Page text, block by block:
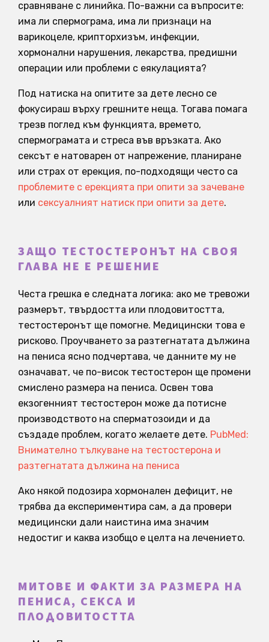
сравняване с линийка. По-важни са въпросите:
има ли спермограма, има ли признаци на
варикоцеле, крипторхизъм, инфекции,
хормонални нарушения, лекарства, предишни
операции или проблеми с еякулацията?
Под натиска на опитите за дете лесно се
фокусираш върху грешните неща. Тогава помага
трезв поглед към функцията, времето,
спермограмата и стреса във връзката. Ако
сексът е натоварен от напрежение, планиране
или страх от ерекция, по-подходящи често са
проблемите с ерекцията при опити за зачеване
или сексуалният натиск при опити за дете.
ЗАЩО ТЕСТОСТЕРОНЪТ НА СВОЯ
ГЛАВА НЕ Е РЕШЕНИЕ
Честа грешка е следната логика: ако ме тревожи
размерът, твърдостта или плодовитостта,
тестостеронът ще помогне. Медицински това е
рисково. Проучването за разтегнатата дължина
на пениса ясно подчертава, че данните му не
означават, че по-висок тестостерон ще промени
смислено размера на пениса. Освен това
екзогенният тестостерон може да потисне
производството на сперматозоиди и да
създаде проблем, когато желаете дете. PubMed:
Внимателно тълкуване на тестостерона и
разтегнатата дължина на пениса
Ако някой подозира хормонален дефицит, не
трябва да експериментира сам, а да провери
медицински дали наистина има значим
недостиг и каква изобщо е целта на лечението.
МИТОВЕ И ФАКТИ ЗА РАЗМЕРА НА
ПЕНИСА, СЕКСА И
ПЛОДОВИТОСТТА